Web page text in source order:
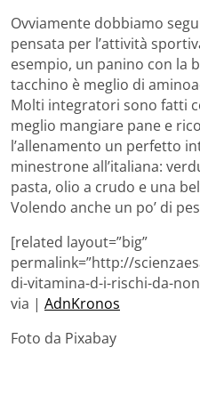
Ovviamente dobbiamo
pensata per l’attività
esempio, un panino con la
tacchino è meglio di
Molti integratori sono fatti
meglio mangiare pane e
l’allenamento un perfetto
minestrone all’italiana:
pasta, olio a crudo e una
Volendo anche un po’ di
[related layout=”big”
permalink=”http://
di-vitamina-d-i-rischi-da-
via | AdnKronos
Foto da Pixabay